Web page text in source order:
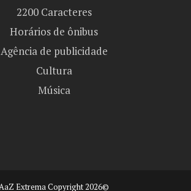
2200 Caracteres
Horários de ônibus
Agência de publicidade
Cultura
Música
Extrema Copyright 2026©